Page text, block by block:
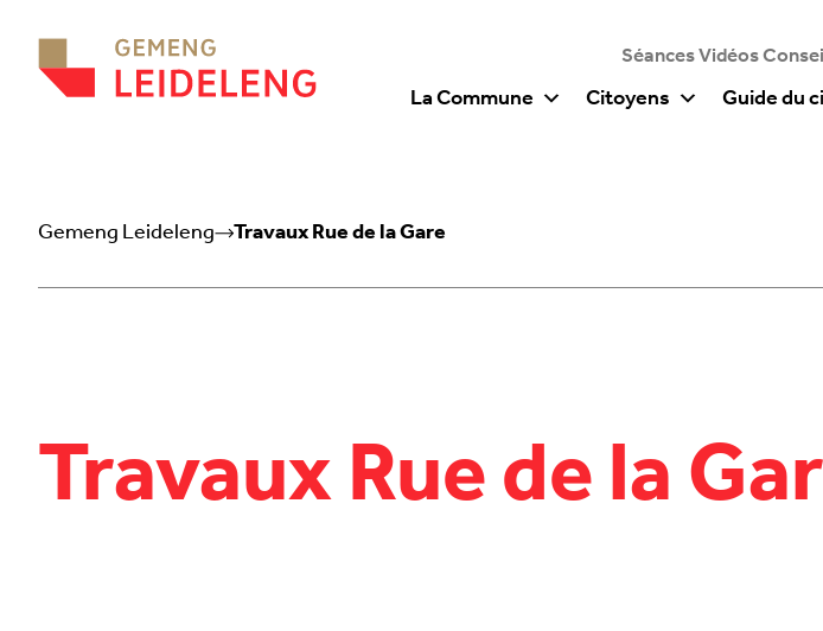
Séances Vidéos
La Commune Citoyens Guide du
Gemeng Leideleng Travaux Rue de la Gare
Travaux Rue de la